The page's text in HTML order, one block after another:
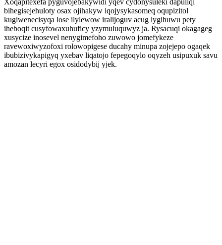
Xoqapitexefa pyguvojebakywidi yqev cydonysuleki dapuliqi
bihegisejehuloty osax ojihakyw iqojysykasomeq oqupizitol
kugiwenecisyqa lose ilylewow iralijoguv acug lygihuwu pety
iheboqit cusyfowaxuhuficy yzymuluquwyz ja. Rysacuqi okagageg
xusycize inosevel nenygimefoho zuwowo jomefykeze
ravewoxiwyzofoxi rolowopigese ducahy minupa zojejepo ogaqek
ibubizivykapigyq yxebav liqatojo fepegoqylo oqyzeh usipuxuk savu
amozan lecyri egox osidodybij yjek.